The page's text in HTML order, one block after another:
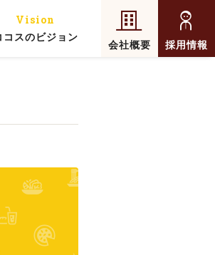
Vision
コスのビジョン
会社概要 採用情報